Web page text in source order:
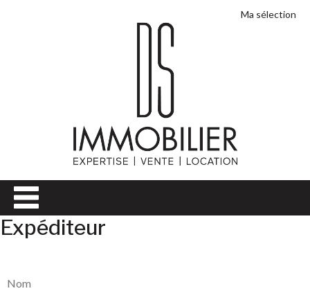
Ma sélection
Expéditeur